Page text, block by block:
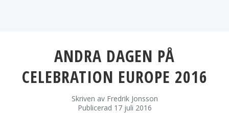
ANDRA DAGEN PÅ
CELEBRATION EUROPE 2016
Skriven av Fredrik Jonsson
Publicerad 17 juli 2016